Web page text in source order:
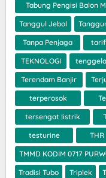
Tabung Pengisi Balon
Tanggul Jebol
Tanpa Penjaga
TEKNOLOGI
Terendam Banjir
terperosok
tersengat listrik
testurine THR
TMMD KODIM 0717
Tradisi Tubo Triplek